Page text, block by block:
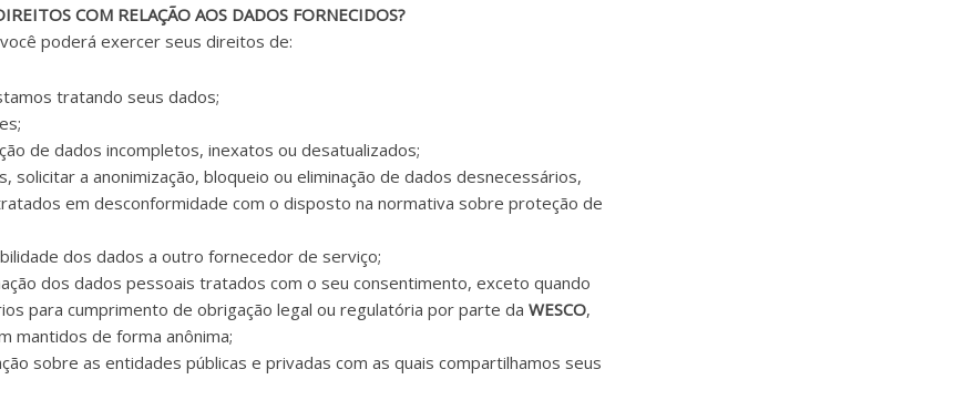
COM RELAÇÃO AOS DADOS FORNECIDOS?
poderá exercer seus direitos de:
tratando seus dados;
de dados incompletos, inexatos ou desatualizados;
solicitar a anonimização, bloqueio ou eliminação de dados desnecessários,
em desconformidade com o disposto na normativa sobre proteção de
dos dados a outro fornecedor de serviço;
dos dados pessoais tratados com o seu consentimento, exceto quando
para cumprimento de obrigação legal ou regulatória por parte da WESCO,
mantidos de forma anônima;
sobre as entidades públicas e privadas com as quais compartilhamos seus